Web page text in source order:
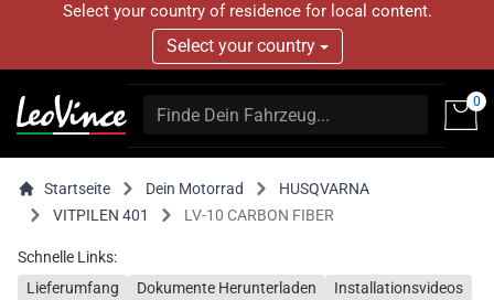
Select your country of residence for local content.
Select your country
0
Startseite Dein Motorrad
HUSQVARNA
VITPILEN 401
LV-10 CARBON FIBER
Schnelle Links:
Lieferumfang
Dokumente Herunterladen
Installationsvideos